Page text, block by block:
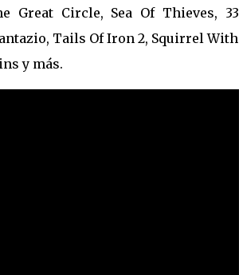
Great Circle, Sea Of Thieves, 33
Tails Of Iron 2, Squirrel With
y más.